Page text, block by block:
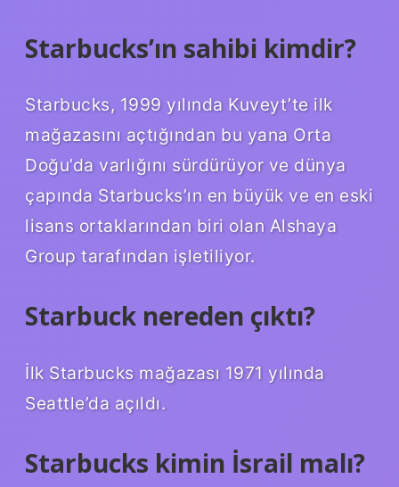
Starbucks’ın sahibi kimdir?
Starbucks, 1999 yılında Kuveyt’te ilk
mağazasını açtığından bu yana Orta
Doğu’da varlığını sürdürüyor ve dünya
çapında Starbucks’ın en büyük ve en eski
lisans ortaklarından biri olan Alshaya
Group tarafından işletiliyor.
Starbuck nereden çıktı?
İlk Starbucks mağazası 1971 yılında
Seattle’da açıldı.
Starbucks kimin İsrail malı?